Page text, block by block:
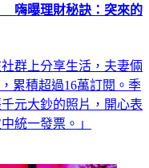
嗨曝理財秘訣：突來的
群上分享生活，夫妻倆
累積超過16萬訂閱。季
元大鈔的照片，開心表
統一發票。」